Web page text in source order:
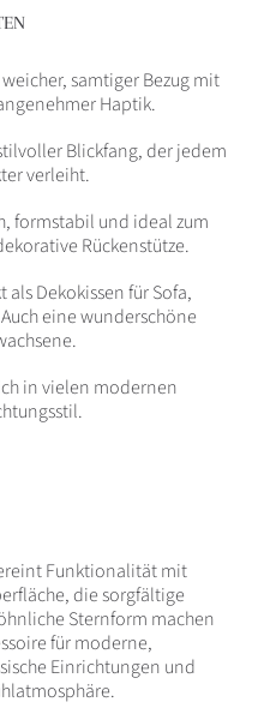
weicher, samtiger Bezug mit
Haptik.
Blickfang, der jedem
verleiht.
formstabil und ideal zum
Rückenstütze.
als Dekokissen für Sofa,
eine wunderschöne
in vielen modernen
Funktionalität mit
die sorgfältige
Sternform machen
für moderne,
Einrichtungen und